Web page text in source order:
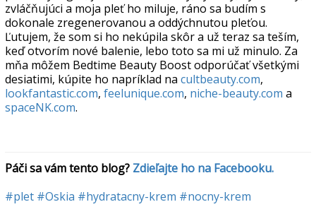
zvláčňujúci a moja pleť ho miluje, ráno sa budím s
dokonale zregenerovanou a oddýchnutou pleťou.
Ľutujem, že som si ho nekúpila skôr a už teraz sa teším,
keď otvorím nové balenie, lebo toto sa mi už minulo. Za
mňa môžem Bedtime Beauty Boost odporúčať všetkými
desiatimi, kúpite ho napríklad na cultbeauty.com,
lookfantastic.com, feelunique.com, niche-beauty.com a
spaceNK.com.
Páči sa vám tento blog? Zdieľajte ho na Facebooku.
#plet #Oskia #hydratacny-krem #nocny-krem